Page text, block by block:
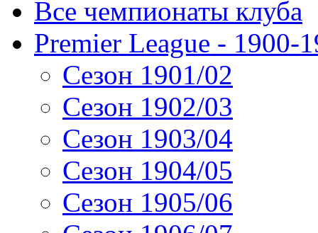
Все чемпионаты клуба
Premier League - 1900-
Сезон 1901/02
Сезон 1902/03
Сезон 1903/04
Сезон 1904/05
Сезон 1905/06